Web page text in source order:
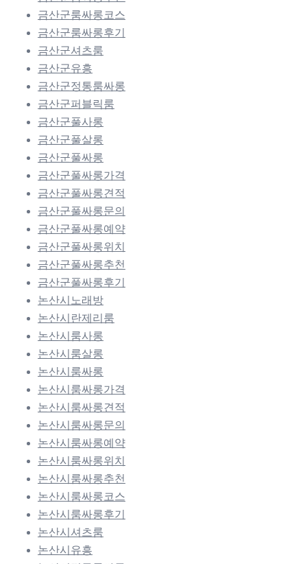
금산군룸싸롱코스
금산군룸싸롱후기
금산군셔츠룸
금산군유흥
금산군정통룸싸롱
금산군퍼블릭룸
금산군풀사롱
금산군풀살롱
금산군풀싸롱
금산군풀싸롱가격
금산군풀싸롱견적
금산군풀싸롱문의
금산군풀싸롱예약
금산군풀싸롱위치
금산군풀싸롱추천
금산군풀싸롱후기
논산시노래방
논산시란제리룸
논산시룸사롱
논산시룸살롱
논산시룸싸롱
논산시룸싸롱가격
논산시룸싸롱견적
논산시룸싸롱문의
논산시룸싸롱예약
논산시룸싸롱위치
논산시룸싸롱추천
논산시룸싸롱코스
논산시룸싸롱후기
논산시셔츠룸
논산시유흥